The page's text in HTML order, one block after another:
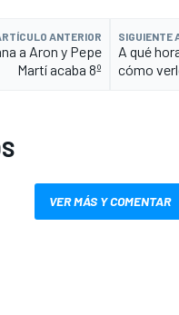
ANTERIOR
a Aron y Pepe
Martí acaba 8º
SIGUIENTE
A qué
cómo
VER MÁS Y COMENTAR